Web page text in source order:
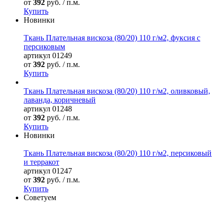
от 392 руб. / п.м.
Купить
Новинки
Ткань Плательная вискоза (80/20) 110 г/м2, фуксия с
персиковым
артикул 01249
от 392 руб. / п.м.
Купить
Ткань Плательная вискоза (80/20) 110 г/м2, оливковый,
лаванда, коричневый
артикул 01248
от 392 руб. / п.м.
Купить
Новинки
Ткань Плательная вискоза (80/20) 110 г/м2, персиковый
и терракот
артикул 01247
от 392 руб. / п.м.
Купить
Советуем